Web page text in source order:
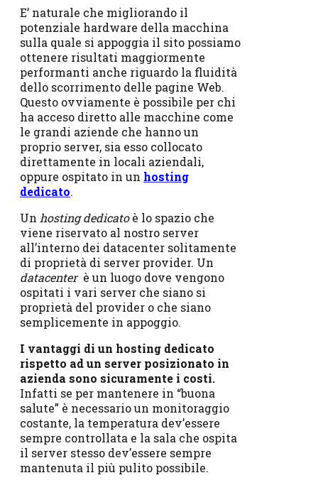
E’ naturale che migliorando il
potenziale hardware della macchina
sulla quale si appoggia il sito possiamo
ottenere risultati maggiormente
performanti anche riguardo la fluidità
dello scorrimento delle pagine Web.
Questo ovviamente è possibile per chi
ha acceso diretto alle macchine come
le grandi aziende che hanno un
proprio server, sia esso collocato
direttamente in locali aziendali,
oppure ospitato in un hosting
dedicato.
Un hosting dedicatoè lo spazio che
viene riservato al nostro server
all’interno dei datacenter solitamente
di proprietà di server provider. Un
datacenterè un luogo dove vengono
ospitati i vari server che siano si
proprietà del provider o che siano
semplicemente in appoggio.
I vantaggi di un hosting dedicato
rispetto ad un server posizionato in
azienda sono sicuramente i costi.
Infatti se per mantenere in “buona
salute” è necessario un monitoraggio
costante, la temperatura dev’essere
sempre controllata e la sala che ospita
il server stesso dev’essere sempre
mantenuta il più pulito possibile.